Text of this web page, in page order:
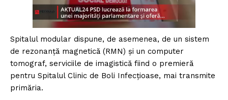
Spitalul modular dispune, de asemenea, de un sistem
de rezonanţă magnetică (RMN) şi un computer
tomograf, serviciile de imagistică fiind o premieră
pentru Spitalul Clinic de Boli Infecţioase, mai transmite
primăria.